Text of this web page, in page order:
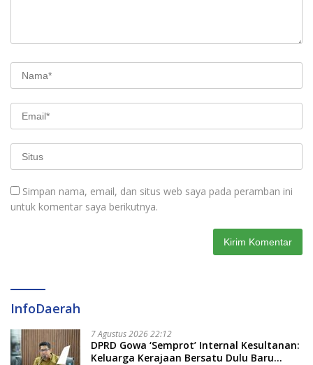
Simpan nama, email, dan situs web saya pada peramban ini
untuk komentar saya berikutnya.
InfoDaerah
7 Agustus 2026 22:12
DPRD Gowa ‘Semprot’ Internal Kesultanan:
Keluarga Kerajaan Bersatu Dulu Baru